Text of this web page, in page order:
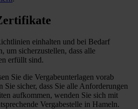
einhalten und bei Bedarf
um sicherzustellen, dass alle
erfüllt sind.
Sie die Vergabeunterlagen vorab
Sie sicher, dass Sie alle Anforderungen
aufkommen, wenden Sie sich mit
Vergabestelle in Hameln.